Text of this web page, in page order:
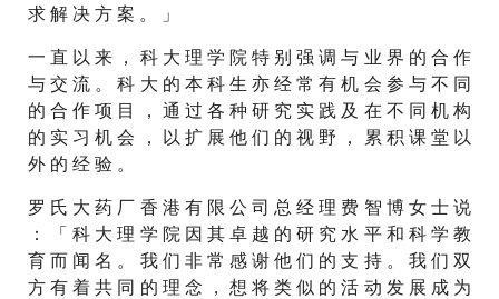
求 解 决 方 案 。 」
一 直 以 来 ， 科 大 理 学 院 特 别 强 调 与 业 界 的 合 作
与 交 流 。 科 大 的 本 科 生 亦 经 常 有 机 会 参 与 不 同
的 合 作 项 目 ， 通 过 各 种 研 究 实 践 及 在 不 同 机 构
的 实 习 机 会 ， 以 扩 展 他 们 的 视 野 ， 累 积 课 堂 以
外 的 经 验 。
罗 氏 大 药 厂 香 港 有 限 公 司 总 经 理 费 智 博 女 士 说
： 「 科 大 理 学 院 因 其 卓 越 的 研 究 水 平 和 科 学 教
育 而 闻 名 。 我 们 非 常 感 谢 他 们 的 支 持 。 我 们 双
方 有 着 共 同 的 理 念 ， 想 将 类 似 的 活 动 发 展 成 为